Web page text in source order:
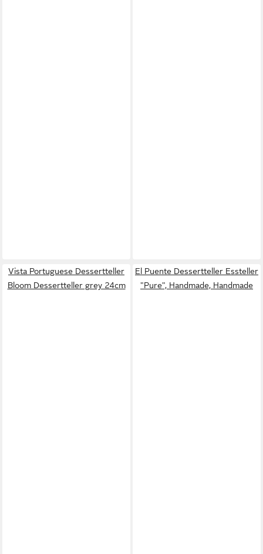
Vista Portuguese Dessertteller
Bloom Dessertteller grey 24cm
El Puente Dessertteller Essteller
"Pure", Handmade, Handmade